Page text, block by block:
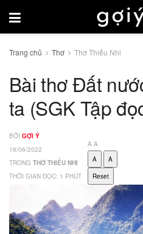
Trang chủ Thơ Thơ Thiếu Nhi
Bài thơ Đất
ta (SGK Tập
BỞI GỢI Ý
16/06/2022
TRONG THƠ THIẾU NHI
THỜI GIAN ĐỌC: 1 PHÚT
A A
A
A
Reset